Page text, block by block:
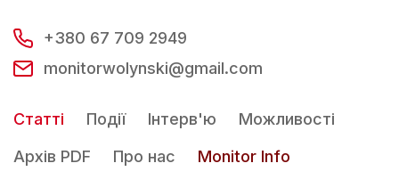
+380 67 709 2949
monitorwolynski@gmail.com
Статті Події Інтерв'ю
Можливості
Архів PDF
Про нас Monitor Info